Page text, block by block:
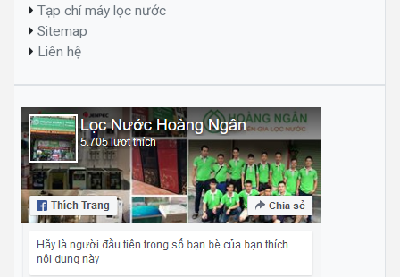
Tạp chí máy lọc nước
Sitemap
Liên hệ